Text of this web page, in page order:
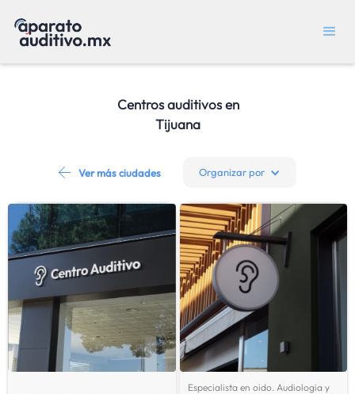
Centros auditivos en
Tijuana
Ver más ciudades Organizar por
Especialista en oido. Audiologia y